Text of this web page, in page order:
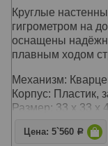
Круглые
гигрометром на
оснащены
плавным ходом
Механизм:
Корпус: Пластик,
Размер: 33 x 33 х
Цена: 5`560 Р